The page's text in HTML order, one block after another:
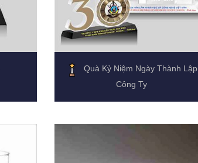
Quà Kỷ Niệm Ngày Thành Lập
Công Ty